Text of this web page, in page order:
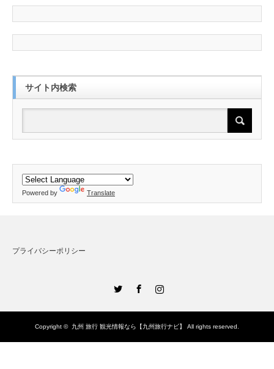
サイト内検索
Powered by Translate
プライバシーポリシー
Copyright © 九州 旅行 観光情報なら【九州旅行ナビ】 All rights reserved.